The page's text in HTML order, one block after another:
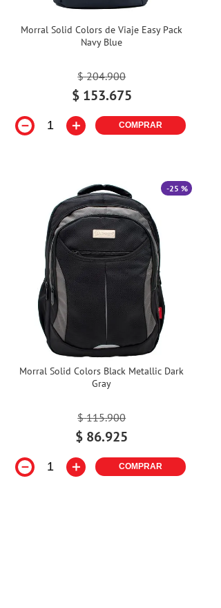
Morral Solid Colors de Viaje Easy Pack
Navy Blue
$ 204.900
$ 153.675
－ ＋ COMPRAR
-25 %
Morral Solid Colors Black Metallic Dark
Gray
$ 115.900
$ 86.925
－ ＋ COMPRAR